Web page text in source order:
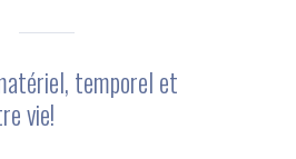
temporel et
vie!